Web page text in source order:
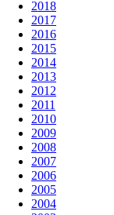
2018
2017
2016
2015
2014
2013
2012
2011
2010
2009
2008
2007
2006
2005
2004